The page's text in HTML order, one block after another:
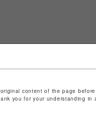
content of the page before
you for your understanding in